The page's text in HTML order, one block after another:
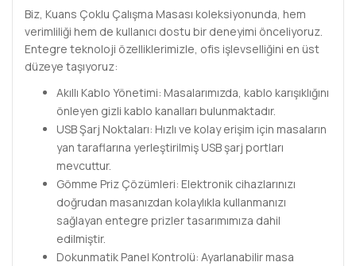
Biz, Kuans Çoklu Çalışma Masası koleksiyonunda, hem
verimliliği hem de kullanıcı dostu bir deneyimi önceliyoruz.
Entegre teknoloji özelliklerimizle, ofis işlevselliğini en üst
düzeye taşıyoruz:
Akıllı Kablo Yönetimi: Masalarımızda, kablo karışıklığını
önleyen gizli kablo kanalları bulunmaktadır.
USB Şarj Noktaları: Hızlı ve kolay erişim için masaların
yan taraflarına yerleştirilmiş USB şarj portları
mevcuttur.
Gömme Priz Çözümleri: Elektronik cihazlarınızı
doğrudan masanızdan kolaylıkla kullanmanızı
sağlayan entegre prizler tasarımımıza dahil
edilmiştir.
Dokunmatik Panel Kontrolü: Ayarlanabilir masa